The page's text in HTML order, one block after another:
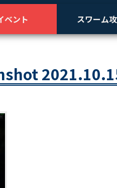
ベント スワーム